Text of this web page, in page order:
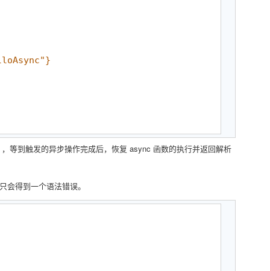
等到触发的异步操作完成后，恢复 async 函数的执行并返回解析
得到一个语法错误。